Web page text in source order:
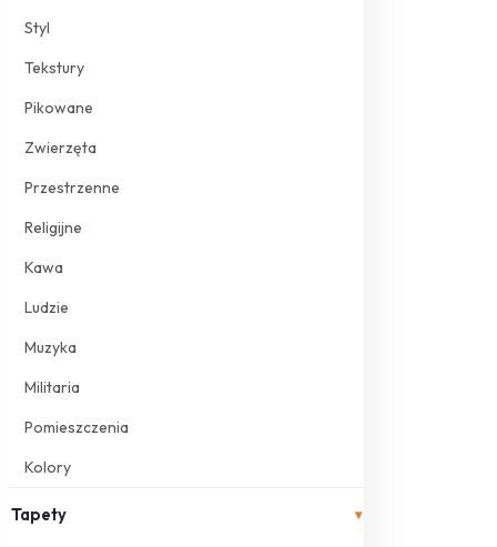
Styl
Tekstury
Pikowane
Zwierzęta
Przestrzenne
Religijne
Kawa
Ludzie
Muzyka
Militaria
Pomieszczenia
Kolory
Tapety ▾